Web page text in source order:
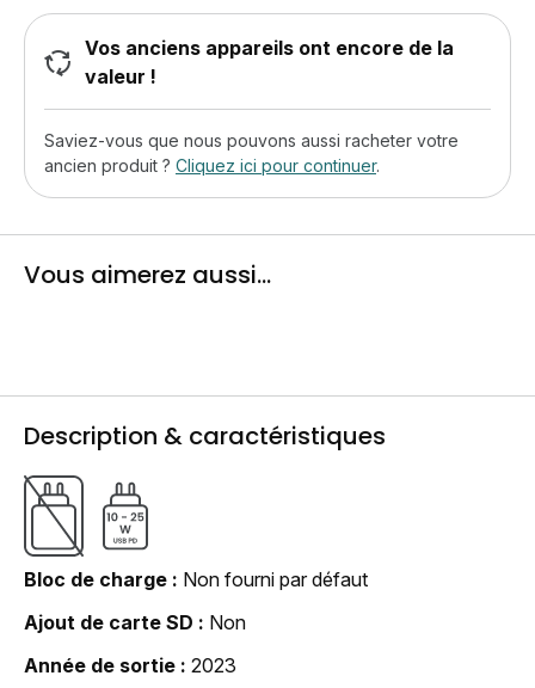
Vos anciens appareils ont encore de la
valeur !
Saviez-vous que nous pouvons aussi racheter votre
ancien produit ? Cliquez ici pour continuer.
Vous aimerez aussi...
Description & caractéristiques
Bloc de charge
Non fourni par défaut
Ajout de carte SD
Non
Année de sortie
2023